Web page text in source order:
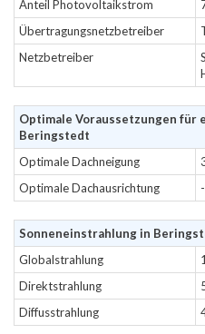
Anteil Photovoltaikstrom
Übertragungsnetzbetreiber
Netzbetreiber
Optimale Voraussetzungen für
Beringstedt
Optimale Dachneigung
Optimale Dachausrichtung
Sonneneinstrahlung in
Globalstrahlung
Direktstrahlung
Diffusstrahlung